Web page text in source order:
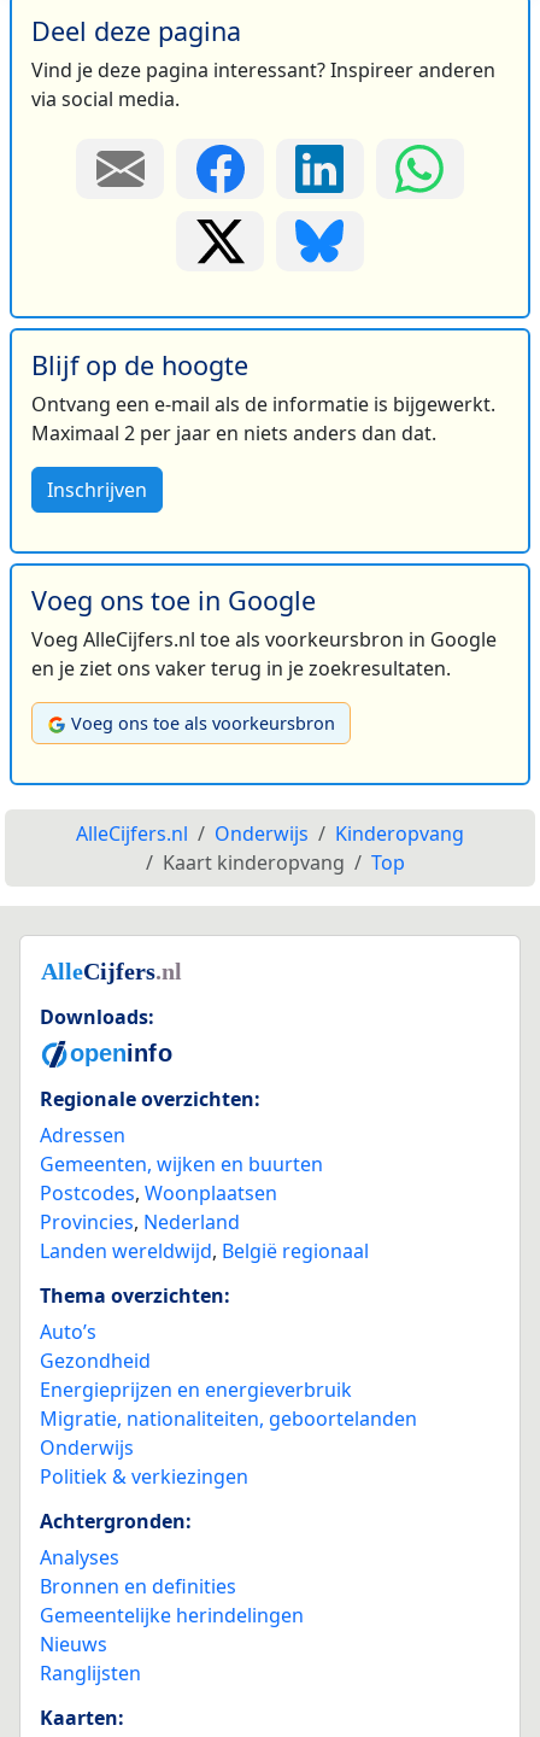
Deel deze pagina
Vind je deze pagina interessant? Inspireer anderen
via social media.
Blijf op de hoogte
Ontvang een e-mail als de informatie is bijgewerkt.
Maximaal 2 per jaar en niets anders dan dat.
Inschrijven
Voeg ons toe in Google
Voeg AlleCijfers.nl toe als voorkeursbron in Google
en je ziet ons vaker terug in je zoekresultaten.
Voeg ons toe als voorkeursbron
AlleCijfers.nl Onderwijs
Kinderopvang
Kaart kinderopvang
Top
Downloads:
Regionale overzichten:
Adressen
Gemeenten, wijken en buurten
Postcodes, Woonplaatsen
Provincies, Nederland
Landen wereldwijd, België regionaal
Thema overzichten:
Auto’s
Gezondheid
Energieprijzen en energieverbruik
Migratie, nationaliteiten, geboortelanden
Onderwijs
Politiek & verkiezingen
Achtergronden:
Analyses
Bronnen en definities
Gemeentelijke herindelingen
Nieuws
Ranglijsten
Kaarten: